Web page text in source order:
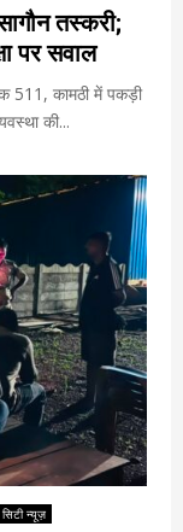
तस्करी;
पर सवाल
511, कामठी में पकड़ी
की...
सिटी न्यूज़